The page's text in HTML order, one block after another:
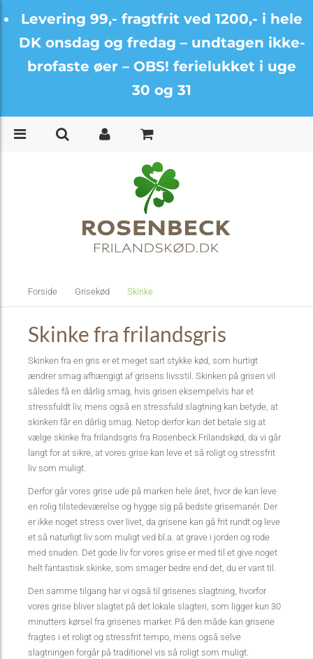
Levering 99,- fragtfrit ved 1200,- i hele
DK onsdag og fredag – undtagen ikke-
brofaste øer – OBS! ferielukket i uge
30 og 31
Forside Grisekød Skinke
Skinke fra frilandsgris
Skinken fra en gris er et meget sart stykke kød, som hurtigt
ændrer smag afhængigt af grisens livsstil. Skinken på grisen vil
således få en dårlig smag, hvis grisen eksempelvis har et
stressfuldt liv, mens også en stressfuld slagtning kan betyde, at
skinken får en dårlig smag. Netop derfor kan det betale sig at
vælge skinke fra frilandsgris fra Rosenbeck Frilandskød, da vi går
langt for at sikre, at vores grise kan leve et så roligt og stressfrit
liv som muligt.
Derfor går vores grise ude på marken hele året, hvor de kan leve
en rolig tilstedeværelse og hygge sig på bedste grisemanér. Der
er ikke noget stress over livet, da grisene kan gå frit rundt og leve
et så naturligt liv som muligt ved bl.a. at grave i jorden og rode
med snuden. Det gode liv for vores grise er med til et give noget
helt fantastisk skinke, som smager bedre end det, du er vant til.
Den samme tilgang har vi også til grisenes slagtning, hvorfor
vores grise bliver slagtet på det lokale slagteri, som ligger kun 30
minutters kørsel fra grisenes marker. På den måde kan grisene
fragtes i et roligt og stressfrit tempo, mens også selve
slagtningen forgår på traditionel vis så roligt som muligt.